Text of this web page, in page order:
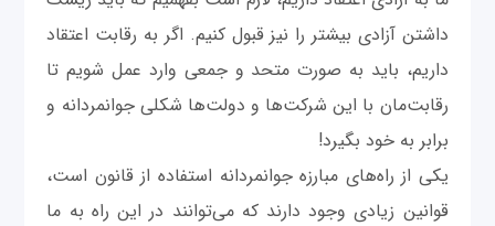
داشتن آزادی بیشتر را نیز قبول کنیم. اگر به رقابت اعتقاد
داریم، باید به صورت متحد و جمعی وارد عمل شویم تا
رقابت‌مان با این شرکت‌ها و دولت‌ها شکلی جوانمردانه و
برابر به خود بگیرد!
یکی از راه‌های مبارزه جوانمردانه استفاده از قانون است،
قوانین زیادی وجود دارند که می‌توانند در این راه به ما